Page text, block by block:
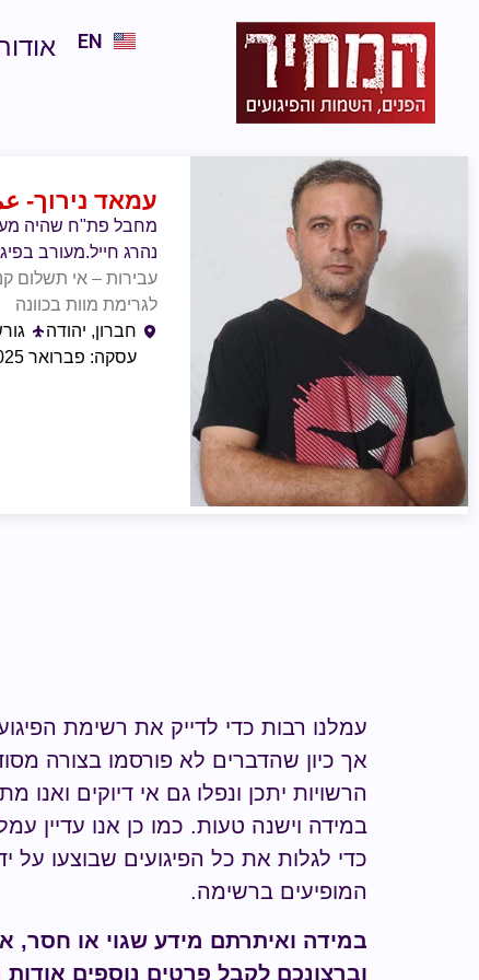
EN
עמאד נירוך-
מחבל פת"ח שהיה
נהרג חייל.מעורב
עבירות – אי תשלום
לגרימת מוות בכוונה
חברון, יהודה
עסקה: פברואר 2025
עמלנו רבות כדי לדייק את רשימת
אך כיון שהדברים לא פורסמו בצורה
הרשויות יתכן ונפלו גם אי דיוקים ואנו
במידה וישנה טעות. כמו כן אנו עדיין
כדי לגלות את כל הפיגועים שבוצעו על
המופיעים ברשימה.
במידה ואיתרתם מידע שגוי או חסר,
וברצונכם לקבל פרטים נוספים